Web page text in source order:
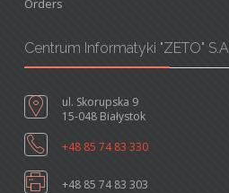
Centrum Informatyki "ZETO" S.A.
ul. Skorupska 9
15-048 Białystok
+48 85 74 83 330
+48 85 74 83 303